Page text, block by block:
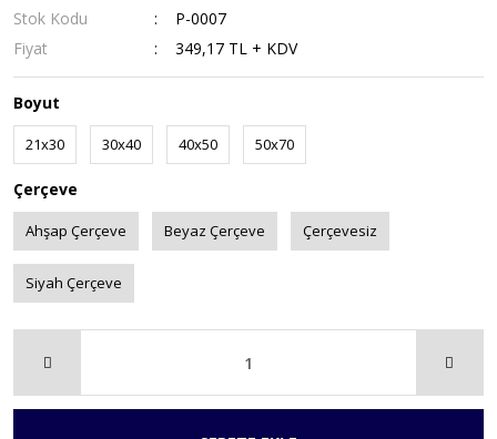
Stok Kodu
P-0007
Fiyat
349,17 TL + KDV
Boyut
21x30 30x40 40x50 50x70
Çerçeve
Ahşap Çerçeve Beyaz Çerçeve Çerçevesiz
Siyah Çerçeve